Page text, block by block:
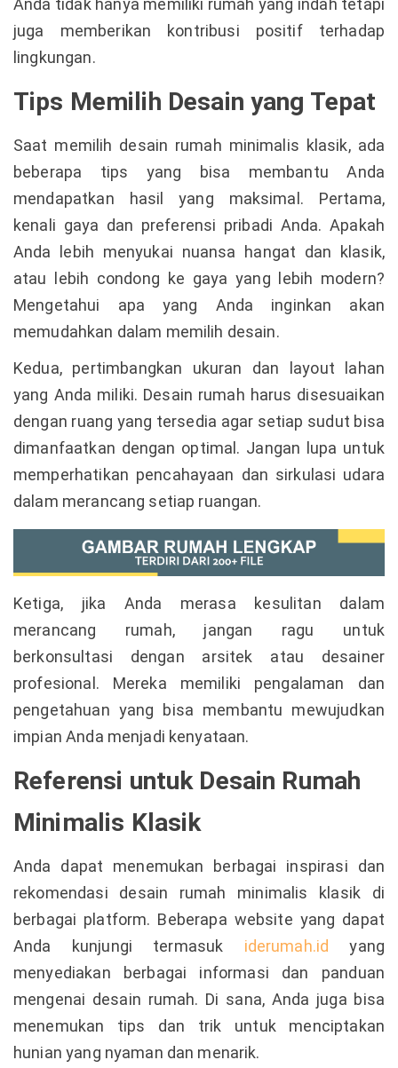
Anda tidak hanya memiliki rumah yang indah tetapi
juga memberikan kontribusi positif terhadap
lingkungan.
Tips Memilih Desain yang Tepat
Saat memilih desain rumah minimalis klasik, ada
beberapa tips yang bisa membantu Anda
mendapatkan hasil yang maksimal. Pertama,
kenali gaya dan preferensi pribadi Anda. Apakah
Anda lebih menyukai nuansa hangat dan klasik,
atau lebih condong ke gaya yang lebih modern?
Mengetahui apa yang Anda inginkan akan
memudahkan dalam memilih desain.
Kedua, pertimbangkan ukuran dan layout lahan
yang Anda miliki. Desain rumah harus disesuaikan
dengan ruang yang tersedia agar setiap sudut bisa
dimanfaatkan dengan optimal. Jangan lupa untuk
memperhatikan pencahayaan dan sirkulasi udara
dalam merancang setiap ruangan.
Ketiga, jika Anda merasa kesulitan dalam
merancang rumah, jangan ragu untuk
berkonsultasi dengan arsitek atau desainer
profesional. Mereka memiliki pengalaman dan
pengetahuan yang bisa membantu mewujudkan
impian Anda menjadi kenyataan.
Referensi untuk Desain Rumah
Minimalis Klasik
Anda dapat menemukan berbagai inspirasi dan
rekomendasi desain rumah minimalis klasik di
berbagai platform. Beberapa website yang dapat
Anda kunjungi termasuk iderumah.id
yang
menyediakan berbagai informasi dan panduan
mengenai desain rumah. Di sana, Anda juga bisa
menemukan tips dan trik untuk menciptakan
hunian yang nyaman dan menarik.